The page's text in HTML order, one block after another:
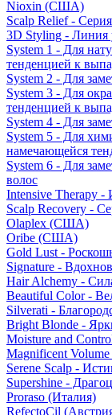
Nioxin (США)
Scalp Relief -
3D Styling - Линия
System 1 - Для
тенденцией к
System 2 - Для
System 3 - Для
тенденцией к
System 4 - Для
System 5 - Для
намечающейся
System 6 - Для
волос
Intensive Therapy
Scalp Recovery -
Olaplex (США)
Oribe (США)
Gold Lust -
Signature -
Hair Alchemy -
Beautiful Color -
Silverati -
Bright Blonde -
Moisture and
Magnificent
Serene Scalp -
Supershine -
Proraso (Италия)
RefectoCil